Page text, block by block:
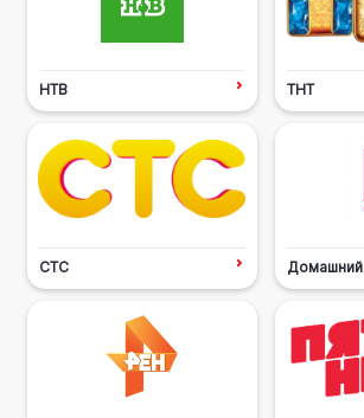
НТВ ТНТ
СТС Домашний